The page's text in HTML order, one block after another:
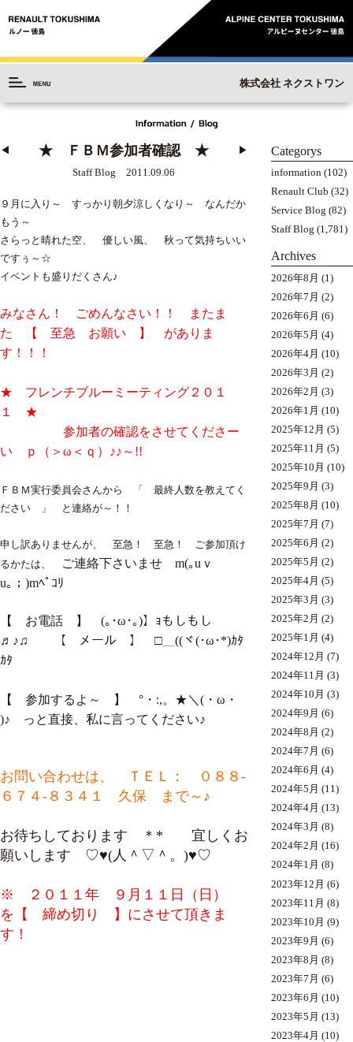
株式会社 ネクストワン
◀︎ ★ ＦＢＭ参加者確認 ★
Staff Blog 2011.09.06
▶︎
９月に入り～ すっかり朝夕涼しくなり～ なんだか
もう～
さらっと晴れた空、 優しい風、 秋って気持ちいい
ですぅ～☆
イベントも盛りだくさん♪
みなさん！ ごめんなさい！！ またま
た 【 至急 お願い 】 がありま
す！！！
★ フレンチブルーミーティング２０１
１ ★
参加者の確認をさせてくださー
い ｐ（＞ω＜ｑ）♪♪～!!
ＦＢＭ実行委員会さんから 「 最終人数を教えてく
ださい 」 と連絡が～！！
申し訳ありませんが、 至急！ 至急！ ご参加頂け
るかたは、
ご連絡下さいませ m(｡uｖ
u｡；)mﾍﾟｺﾘ
【 お電話 】 (｡･ω･｡)】ｮもしもし
♬♪♫ 【 メール 】 □＿((ヾ(･ω･*)ｶﾀ
ｶﾀ
【 参加するよ～ 】 °・:,。★＼(・ω・
)♪ っと直接、私に言ってください♪
お問い合わせは、 ＴＥＬ： ０８８-
６７４-８３４１ 久保 まで～♪
お待ちしております ＊* 宜しくお
願いします ♡♥(人＾▽＾。)♥♡
※ ２０１１年 ９月１１日（日）
を【 締め切り 】にさせて頂きま
す！
Categorys
information (102)
Renault Club (32)
Service Blog (82)
Staff Blog (1,781)
Archives
2026年8月 (1)
2026年7月 (2)
2026年6月 (6)
2026年5月 (4)
2026年4月 (10)
2026年3月 (2)
2026年2月 (3)
2026年1月 (10)
2025年12月 (5)
2025年11月 (5)
2025年10月 (10)
2025年9月 (3)
2025年8月 (10)
2025年7月 (7)
2025年6月 (2)
2025年5月 (2)
2025年4月 (5)
2025年3月 (3)
2025年2月 (2)
2025年1月 (4)
2024年12月 (7)
2024年11月 (3)
2024年10月 (3)
2024年9月 (6)
2024年8月 (2)
2024年7月 (6)
2024年6月 (4)
2024年5月 (11)
2024年4月 (13)
2024年3月 (8)
2024年2月 (16)
2024年1月 (8)
2023年12月 (6)
2023年11月 (8)
2023年10月 (9)
2023年9月 (6)
2023年8月 (8)
2023年7月 (6)
2023年6月 (10)
2023年5月 (13)
2023年4月 (10)